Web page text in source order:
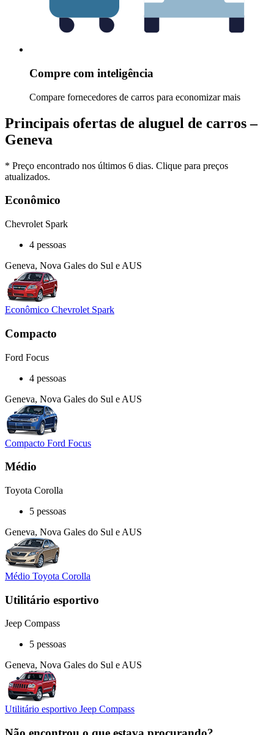
Compre com inteligência
Compare fornecedores de carros para economizar mais
Principais ofertas de aluguel de carros –
Geneva
* Preço encontrado nos últimos 6 dias. Clique para preços
atualizados.
Econômico
Chevrolet Spark
4 pessoas
Geneva, Nova Gales do Sul e AUS
Econômico Chevrolet Spark
Compacto
Ford Focus
4 pessoas
Geneva, Nova Gales do Sul e AUS
Compacto Ford Focus
Médio
Toyota Corolla
5 pessoas
Geneva, Nova Gales do Sul e AUS
Médio Toyota Corolla
Utilitário esportivo
Jeep Compass
5 pessoas
Geneva, Nova Gales do Sul e AUS
Utilitário esportivo Jeep Compass